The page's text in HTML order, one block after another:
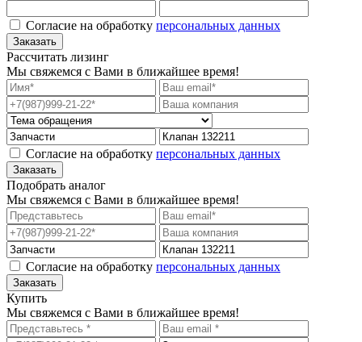
Согласие на обработку персональных данных
Рассчитать лизинг
Мы свяжемся с Вами в ближайшее время!
Согласие на обработку персональных данных
Подобрать аналог
Мы свяжемся с Вами в ближайшее время!
Согласие на обработку персональных данных
Купить
Мы свяжемся с Вами в ближайшее время!